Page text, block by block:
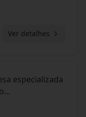
Ver detalhes
especializada
...